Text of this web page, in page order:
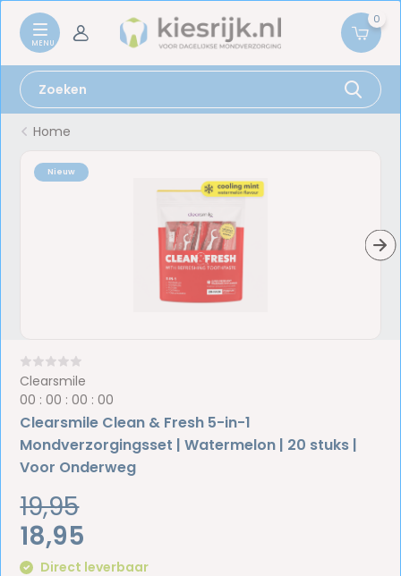
0
Home
Nieuw
Clearsmile
00 :00 :00 :00
Clearsmile Clean & Fresh 5-in-1
Mondverzorgingsset | Watermelon | 20 stuks |
Voor Onderweg
19,95
18,95
Direct leverbaar